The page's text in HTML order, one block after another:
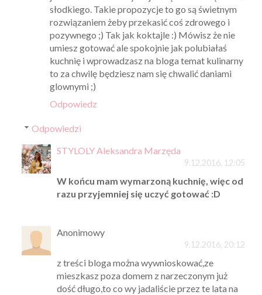
słodkiego. Takie propozycje to go są świetnym
rozwiązaniem żeby przekasić coś zdrowego i
pozywnego ;) Tak jak koktajle :) Mówisz że nie
umiesz gotować ale spokojnie jak polubiałaś
kuchnię i wprowadzasz na bloga temat kulinarny
to za chwilę będziesz nam się chwalić daniami
glownymi ;)
Odpowiedz
Odpowiedzi
STYLOLY Aleksandra Marzęda
9.12.2016, 12:05
W końcu mam wymarzoną kuchnię, więc od
razu przyjemniej się uczyć gotować :D
Anonimowy
9.12.2016, 20:12
z treści bloga można wywnioskować,ze
mieszkasz poza domem z narzeczonym już
dość długo,to co wy jadaliście przez te lata na